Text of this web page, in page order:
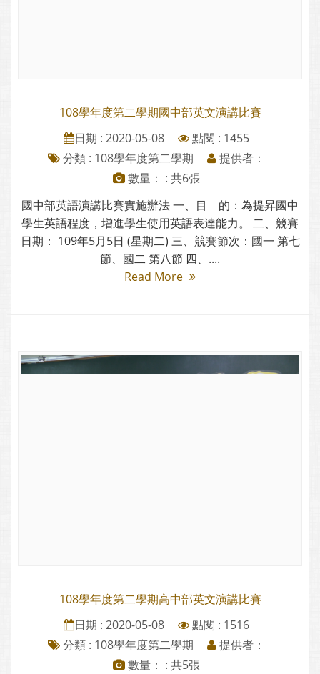
108學年度第二學期國中部英文演講比賽
日期 : 2020-05-08
點閱 : 1455
分類 : 108學年度第二學期
提供者：
數量： : 共6張
國中部英語演講比賽實施辦法 一、目 的：為提昇國中
學生英語程度，增進學生使用英語表達能力。 二、競賽
日期： 109年5月5日 (星期二) 三、競賽節次：國一 第七
節、國二 第八節 四、....
Read More
108學年度第二學期高中部英文演講比賽
日期 : 2020-05-08
點閱 : 1516
分類 : 108學年度第二學期
提供者：
數量： : 共5張